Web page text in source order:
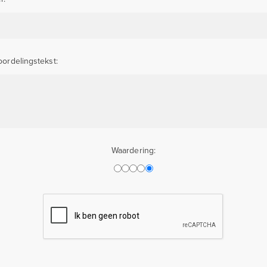
Waardering: